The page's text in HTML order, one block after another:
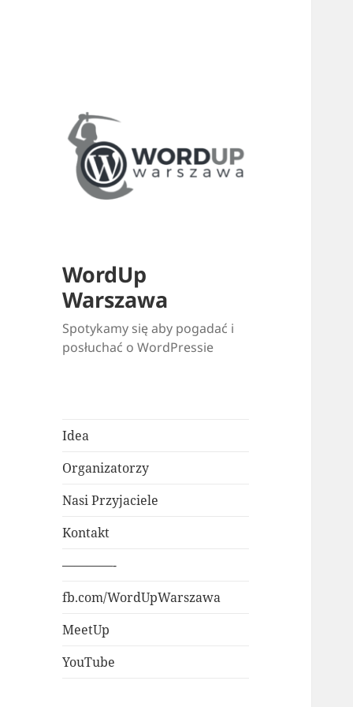
WordUp
Warszawa
Spotykamy się aby pogadać i
posłuchać o WordPressie
Idea
Organizatorzy
Nasi Przyjaciele
Kontakt
————-
fb.com/WordUpWarszawa
MeetUp
YouTube